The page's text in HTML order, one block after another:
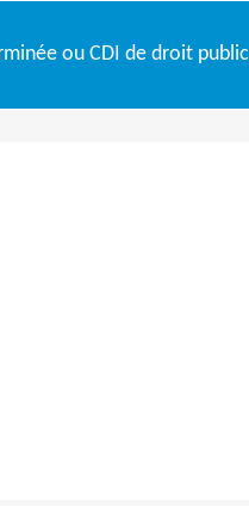
ou CDI de droit